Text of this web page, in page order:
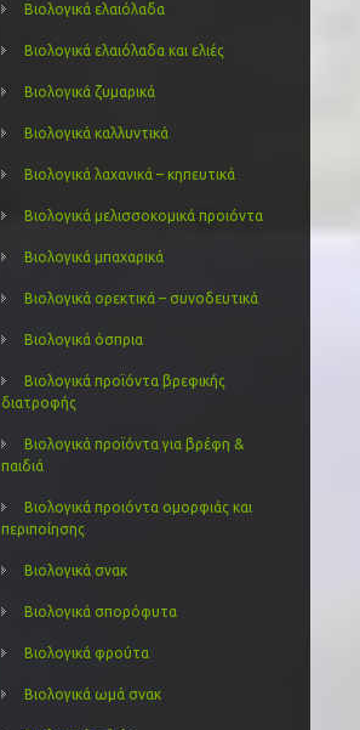
Βιολογικά ελαιόλαδα
Βιολογικά ελαιόλαδα και ελιές
Βιολογικά ζυμαρικά
Βιολογικά καλλυντικά
Βιολογικά λαχανικά – κηπευτικά
Βιολογικά μελισσοκομικά προιόντα
Βιολογικά μπαχαρικά
Βιολογικά ορεκτικά – συνοδευτικά
Βιολογικά όσπρια
Βιολογικά προϊόντα βρεφικής
διατροφής
Βιολογικά προϊόντα για βρέφη &
παιδιά
Βιολογικά προιόντα ομορφιάς και
περιποίησης
Βιολογικά σνακ
Βιολογικά σπορόφυτα
Βιολογικά φρούτα
Βιολογικά ωμά σνακ